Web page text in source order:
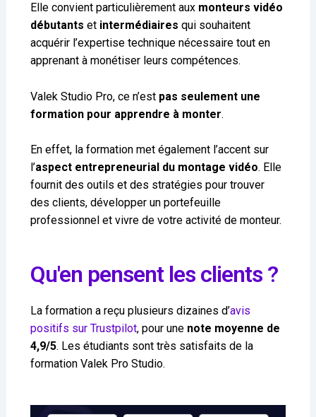
Elle convient particulièrement aux monteurs vidéo
débutants et intermédiaires qui souhaitent
acquérir l’expertise technique nécessaire tout en
apprenant à monétiser leurs compétences.
Valek Studio Pro, ce n’est pas seulement une
formation pour apprendre à monter.
En effet, la formation met également l’accent sur
l’aspect entrepreneurial du montage vidéo. Elle
fournit des outils et des stratégies pour trouver
des clients, développer un portefeuille
professionnel et vivre de votre activité de monteur.
Qu'en pensent les clients ?
La formation a reçu plusieurs dizaines d’avis
positifs sur Trustpilot, pour une note moyenne de
4,9/5. Les étudiants sont très satisfaits de la
formation Valek Pro Studio.